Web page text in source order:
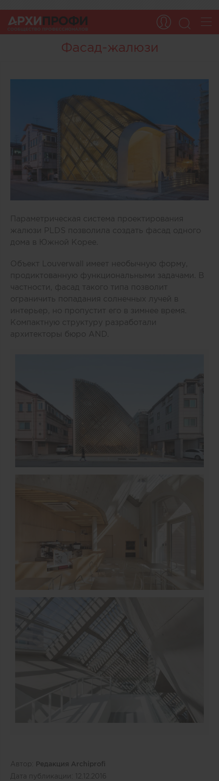
Фасад-жалюзи
Параметрическая система проектирования
жалюзи PLDS позволила создать фасад одного
дома в Южной Корее.
Объект Louverwall имеет необычную форму,
продиктованную функциональными задачами. В
частности, фасад такого типа позволит
ограничить попадания солнечных лучей в
интерьер, но пропустит его в зимнее время.
Компактную структуру разработали
архитекторы бюро AND.
Автор:
Редакция Archiprofi
Дата публикации:
12.12.2016